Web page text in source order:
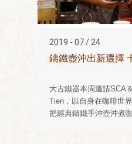
2019 - 07 / 24
鑄鐵壺沖出新選擇
大古鐵器本周邀請SCA
Tien，以自身在咖啡世
把經典鑄鐵手沖壺沖煮